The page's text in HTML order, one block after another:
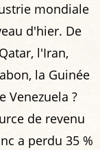
mondiale
d'hier. De
l'Iran,
la Guinée
Venezuela ?
de revenu
a perdu 35 %